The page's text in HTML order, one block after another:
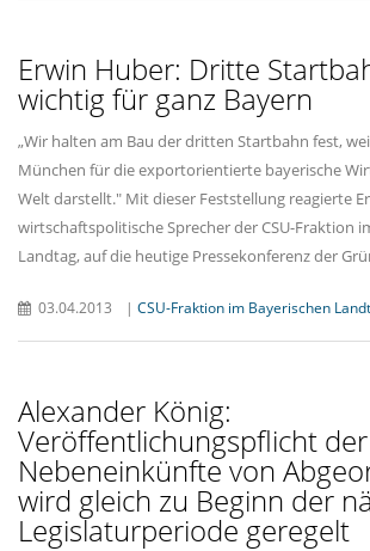
Erwin Huber: Dritte
wichtig für ganz Bayern
Wir halten am Bau der dritten Startbahn fest,
München für die exportorientierte bayerische
Welt darstellt." Mit dieser Feststellung reagierte
wirtschaftspolitische Sprecher der CSU-Fraktion
Landtag, auf die heutige Pressekonferenz der
03.04.2013 | CSU-Fraktion im Bayerischen
Alexander König:
Veröffentlichungspflicht der
Nebeneinkünfte von
wird gleich zu Beginn der
Legislaturperiode geregelt